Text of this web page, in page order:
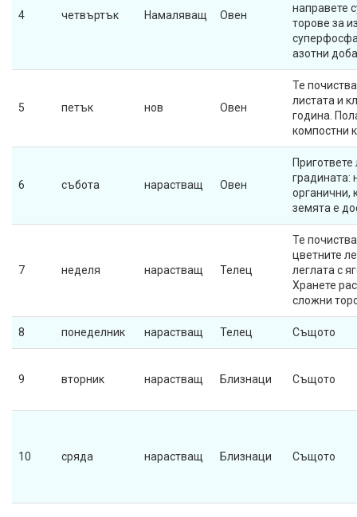
4 четвъртък Намаляващ Овен
направете
торове за
азотни
5 петък нов Овен
Те
листата и
година.
компостни
6 събота нарастващ Овен
Пригответе
градината:
органични,
земята е
7 неделя нарастващ Телец
Те
цветните
леглата с
Хранете
сложни
8 понеделник нарастващ Телец Същото
9 вторник нарастващ Близнаци Същото
10 сряда нарастващ Близнаци Същото